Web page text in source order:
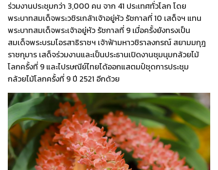
ร่วมงานประชุมกว่า 3,000 คน จาก 41 ประเทศทั่วโลก โดย
พระบาทสมเด็จพระวชิรเกล้าเจ้าอยู่หัว รัชกาลที่ 10 เสด็จฯ แทน
พระบาทสมเด็จพระเจ้าอยู่หัว รัชกาลที่ 9 เมื่อครั้งยังทรงเป็น
สมเด็จพระบรมโอรสาธิราชฯ เจ้าฟ้ามหาวชิราลงกรณ์ สยามมกุฎ
ราชกุมาร เสด็จร่วมงานและเป็นประธานเปิดงานชุมนุมกล้วยไม้
โลกครั้งที่ 9 และไปรษณีย์ไทยได้ออกแสตมป์ชุดการประชุม
กล้วยไม้โลกครั้งที่ 9 ปี 2521 อีกด้วย